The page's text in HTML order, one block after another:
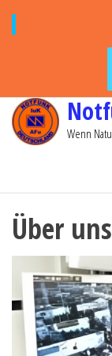
Wenn
Über uns